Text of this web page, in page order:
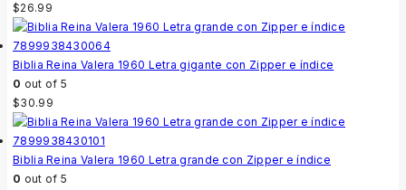
$26.99
Biblia Reina Valera 1960 Letra gigante con Zipper e índice
0 out of 5
$30.99
Biblia Reina Valera 1960 Letra grande con Zipper e índice
0 out of 5